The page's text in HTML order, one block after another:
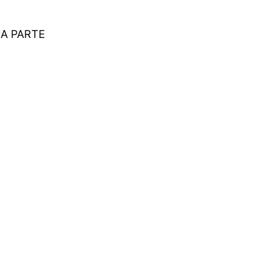
PARTE